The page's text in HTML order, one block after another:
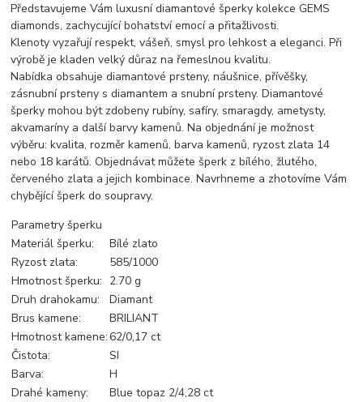
Představujeme Vám luxusní diamantové šperky kolekce GEMS
diamonds, zachycující bohatství emocí a přitažlivosti.
Klenoty vyzařují respekt, vášeň, smysl pro lehkost a eleganci. Při
výrobě je kladen velký důraz na řemeslnou kvalitu.
Nabídka obsahuje diamantové prsteny, náušnice, přívěšky,
zásnubní prsteny s diamantem a snubní prsteny. Diamantové
šperky mohou být zdobeny rubíny, safíry, smaragdy, ametysty,
akvamaríny a další barvy kamenů. Na objednání je možnost
výběru: kvalita, rozměr kamenů, barva kamenů, ryzost zlata 14
nebo 18 karátů. Objednávat můžete šperk z bílého, žlutého,
červeného zlata a jejich kombinace. Navrhneme a zhotovíme Vám
chybějící šperk do soupravy.
Parametry šperku
Materiál šperku:
Bílé zlato
Ryzost zlata:
585/1000
Hmotnost šperku: 2.70 g
Druh drahokamu:
Diamant
Brus kamene:
BRILIANT
Hmotnost kamene:62/0,17 ct
Čistota:
SI
Barva:
H
Drahé kameny:
Blue topaz 2/4,28 ct